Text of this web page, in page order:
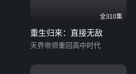
全310集
重生归来：直接无敌
天界帝师重回高中时代